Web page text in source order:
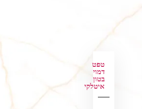
טפט
דמוי
בטון
איטלקי